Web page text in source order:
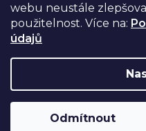
webu neustále
použitelnost. Více na:
údajů
Odmítnout
Shoptet
vyhrazena.